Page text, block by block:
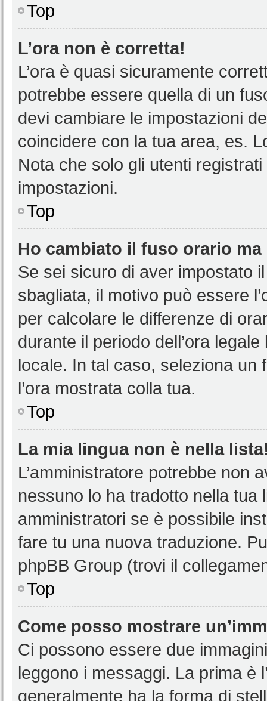
Top
L’ora non è corretta!
L’ora è quasi sicuramente
potrebbe essere quella di un
devi cambiare le impostazioni
coincidere con la tua area, es.
Nota che solo gli utenti
impostazioni.
Top
Ho cambiato il fuso orario ma
Se sei sicuro di aver impostato
sbagliata, il motivo può essere
per calcolare le differenze di
durante il periodo dell’ora
locale. In tal caso, seleziona
l’ora mostrata colla tua.
Top
La mia lingua non è nella
L’amministratore potrebbe non
nessuno lo ha tradotto nella tua
amministratori se è possibile
fare tu una nuova traduzione.
phpBB Group (trovi il
Top
Come posso mostrare
Ci possono essere due
leggono i messaggi. La prima è
generalmente ha la forma di